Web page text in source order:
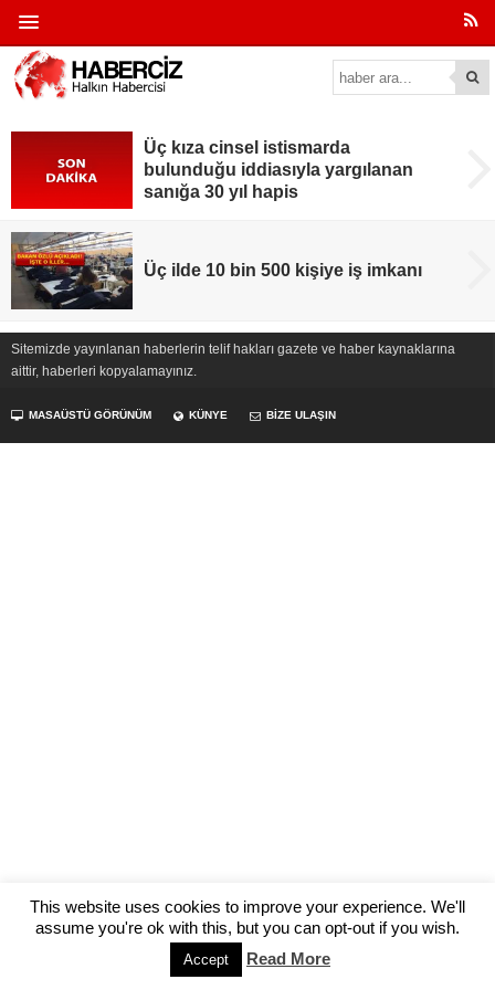
Üç kıza cinsel istismarda
bulunduğu iddiasıyla yargılanan
sanığa 30 yıl hapis
Üç ilde 10 bin 500 kişiye iş imkanı
Sitemizde yayınlanan haberlerin telif hakları gazete ve haber kaynaklarına
aittir, haberleri kopyalamayınız.
MASAÜSTÜ GÖRÜNÜM KÜNYE BİZE ULAŞIN
This website uses cookies to improve your experience. We'll
assume you're ok with this, but you can opt-out if you wish.
Accept Read More